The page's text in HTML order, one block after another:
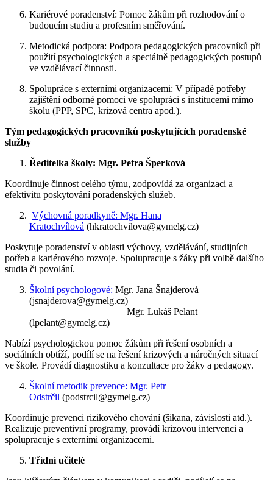
Kariérové poradenství: Pomoc žákům při rozhodování o
budoucím studiu a profesním směřování.
Metodická podpora: Podpora pedagogických pracovníků při
použití psychologických a speciálně pedagogických postupů
ve vzdělávací činnosti.
Spolupráce s externími organizacemi: V případě potřeby
zajištění odborné pomoci ve spolupráci s institucemi mimo
školu (PPP, SPC, krizová centra apod.).
Tým pedagogických pracovníků poskytujících poradenské
služby
Ředitelka školy: Mgr. Petra Šperková
Koordinuje činnost celého týmu, zodpovídá za organizaci a
efektivitu poskytování poradenských služeb.
Výchovná poradkyně: Mgr. Hana
Kratochvílová (hkratochvilova@gymelg.cz)
Poskytuje poradenství v oblasti výchovy, vzdělávání, studijních
potřeb a kariérového rozvoje. Spolupracuje s žáky při volbě dalšího
studia či povolání.
Školní psychologové: Mgr. Jana Šnajderová
(jsnajderova@gymelg.cz)
Mgr. Lukáš Pelant
(lpelant@gymelg.cz)
Nabízí psychologickou pomoc žákům při řešení osobních a
sociálních obtíží, podílí se na řešení krizových a náročných situací
ve škole. Provádí diagnostiku a konzultace pro žáky a pedagogy.
Školní metodik prevence: Mgr. Petr
Odstrčil (podstrcil@gymelg.cz)
Koordinuje prevenci rizikového chování (šikana, závislosti atd.).
Realizuje preventivní programy, provádí krizovou intervenci a
spolupracuje s externími organizacemi.
Třídní učitelé